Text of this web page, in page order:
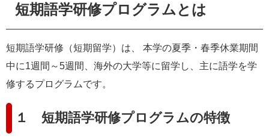
l
e
カ
ス
索
すべて ページ PDF
短期語学研修プログラムとは
短期語学研修（短期留学）は、 本学の夏季・春季休業期間
中に1週間～5週間、海外の大学等に留学し、主に語学を学
修するプログラムです。
１ 短期語学研修プログラムの特徴